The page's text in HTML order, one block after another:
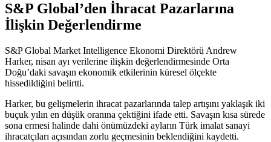
S&P Global’den İhracat Pazarlarına
İlişkin Değerlendirme
S&P Global Market Intelligence Ekonomi Direktörü Andrew
Harker, nisan ayı verilerine ilişkin değerlendirmesinde Orta
Doğu’daki savaşın ekonomik etkilerinin küresel ölçekte
hissedildiğini belirtti.
Harker, bu gelişmelerin ihracat pazarlarında talep artışını yaklaşık iki
buçuk yılın en düşük oranına çektiğini ifade etti. Savaşın kısa sürede
sona ermesi halinde dahi önümüzdeki ayların Türk imalat sanayi
ihracatçıları açısından zorlu geçmesinin beklendiğini kaydetti.